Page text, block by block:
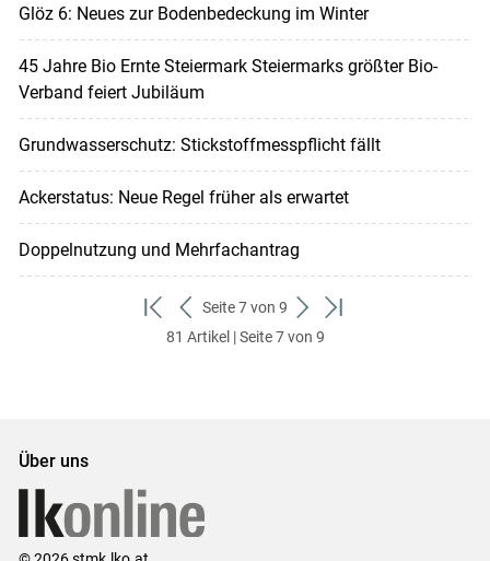
Glöz 6: Neues zur Bodenbedeckung im Winter
45 Jahre Bio Ernte Steiermark Steiermarks größter Bio-
Verband feiert Jubiläum
Grundwasserschutz: Stickstoffmesspflicht fällt
Ackerstatus: Neue Regel früher als erwartet
Doppelnutzung und Mehrfachantrag
zum
ersten
zurück
zum
Seite 7 von 9
weiter
zum
zum
81 Artikel | Seite 7 von 9
Über uns